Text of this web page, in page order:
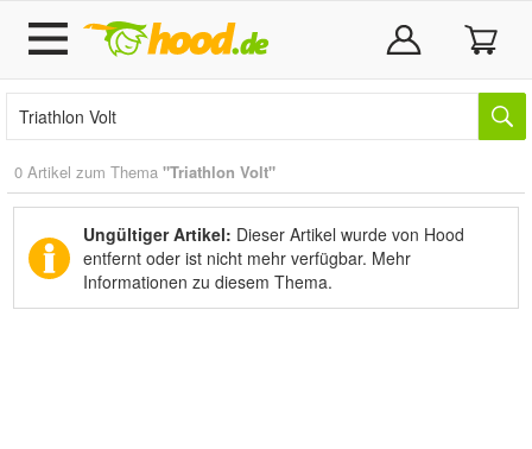
0 Artikel zum Thema "Triathlon Volt"
Ungültiger Artikel: Dieser Artikel wurde von Hood
entfernt oder ist nicht mehr verfügbar. Mehr
Informationen zu diesem Thema.